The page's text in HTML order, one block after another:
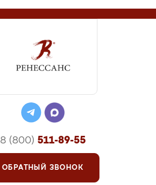
8 (800) 511-89-55
ОБРАТНЫЙ ЗВОНОК